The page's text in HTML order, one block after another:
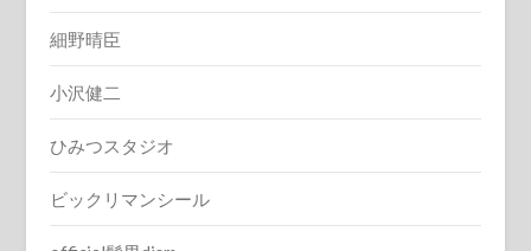
細野晴臣
小沢健二
ひみつスタジオ
ビックリマンシール